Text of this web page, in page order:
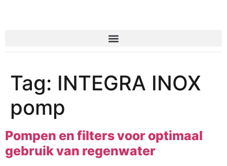
Tag: INTEGRA INOX
pomp
Pompen en filters voor optimaal
gebruik van regenwater